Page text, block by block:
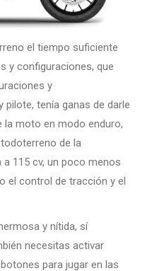
el tiempo suficiente
y configuraciones, que
y
pilote, tenía ganas de darle
la moto en modo enduro,
de la
115 cv, un poco menos
el control de tracción y el
y nítida, sí
necesitas activar
para jugar en las